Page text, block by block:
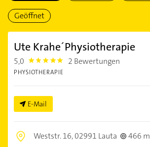
Geöffnet
Ute Krahe´Physiotherapie
5,0 5.0 2 Bewertungen
PHYSIOTHERAPIE
E-Mail
Weststr. 16,02991 Lauta
466 m